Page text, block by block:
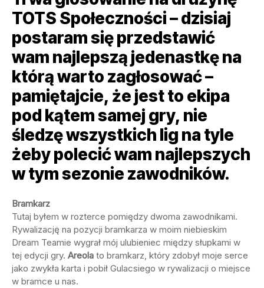
TOTS Społeczności – dzisiaj
postaram się przedstawić
wam najlepszą jedenastkę na
którą warto zagłosować –
pamiętajcie, że jest to ekipa
pod kątem samej gry, nie
śledzę wszystkich lig na tyle
żeby polecić wam najlepszych
w tym sezonie zawodników.
Bramkarz
Tutaj byłem w rozterce pomiędzy dwoma zawodnikami.
Rywalizację na pozycji bramkarza w moim niebieskim
Dream Teamie wygrał mój ulubieniec między słupkami w
tej edycji gry. Areola to bramkarz, który zdobył moje serce
jako zwykła karta i pobił Gulacsiego w rywalizacji o miejsce
w bramce u nas.